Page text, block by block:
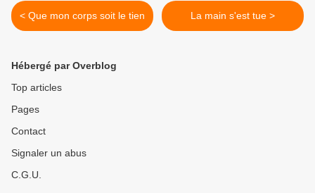
< Que mon corps soit le tien La main s'est tue >
Hébergé par Overblog
Top articles
Pages
Contact
Signaler un abus
C.G.U.